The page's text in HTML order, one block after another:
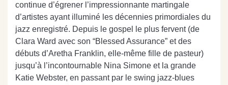
continue d’égrener l’impressionnante martingale
d’artistes ayant illuminé les décennies primordiales du
jazz enregistré. Depuis le gospel le plus fervent (de
Clara Ward avec son “Blessed Assurance” et des
débuts d’Aretha Franklin, elle-même fille de pasteur)
jusqu’à l’incontournable Nina Simone et la grande
Katie Webster, en passant par le swing jazz-blues